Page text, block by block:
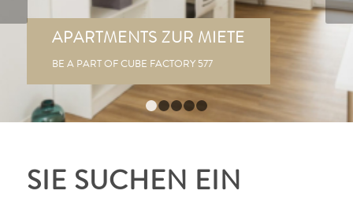
APARTMENTS ZUR MIETE
BE A PART OF CUBE FACTORY 577
2 3
SIE SUCHEN EIN